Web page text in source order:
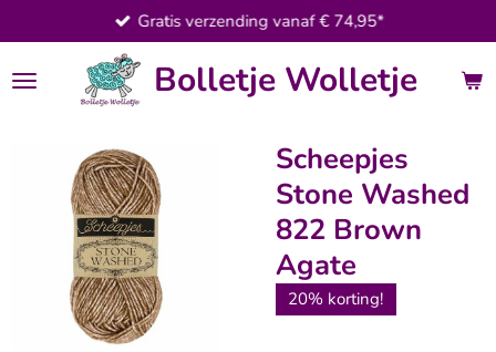
direct
naar
de
Bolletje Wolletje
Gratis verzending vanaf € 74,95*
Scheepjes
Stone Washed
822 Brown
Agate
20% korting!